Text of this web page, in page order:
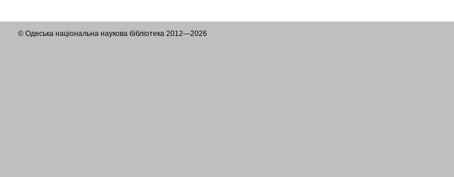
© Одеська національна наукова бібліотека 2012—2026